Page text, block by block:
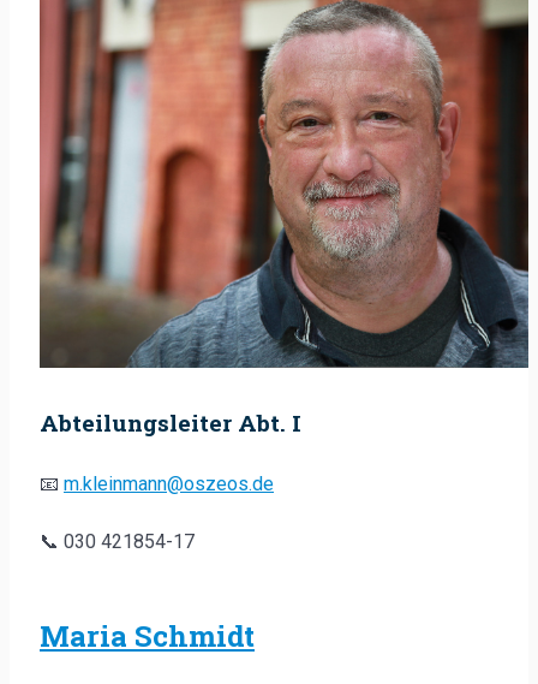
Abteilungsleiter Abt. I
📧 m.kleinmann@oszeos.de
📞 030 421854-17
Maria Schmidt